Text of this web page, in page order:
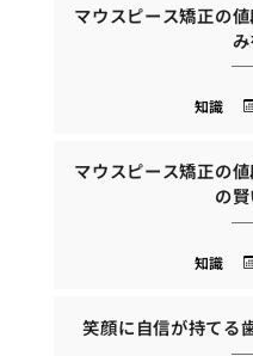
マウスピース矯正の
知識
マウスピース矯正の
の
知識
笑顔に自信が持てる